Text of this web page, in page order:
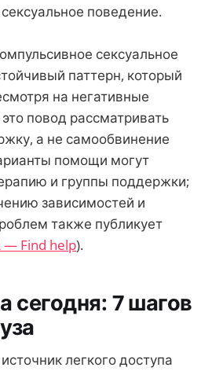
поведение.
сексуальное
паттерн, который
на негативные
повод рассматривать
а не самообвинение
помощи могут
и группы поддержки;
зависимостей и
также публикует
— Find help).
сегодня: 7 шагов
легкого доступа